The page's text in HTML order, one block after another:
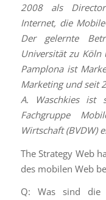
2008 als
Internet, die
Der gelernte
Universität zu
Pamplona ist
Marketing und seit
A. Waschkies ist
Fachgruppe
Wirtschaft (BVDW)
The Strategy Web
des mobilen Web
Q: Was sind die